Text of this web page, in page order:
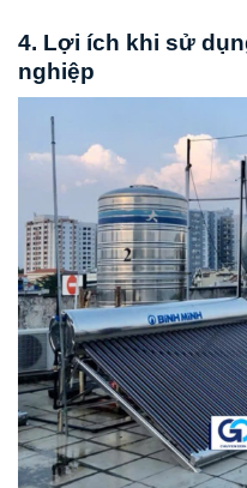
4. Lợi ích khi sử
nghiệp